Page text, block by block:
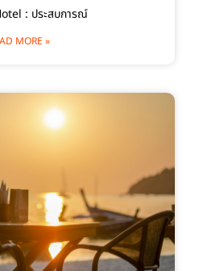
: ประสบการณ์
MORE »